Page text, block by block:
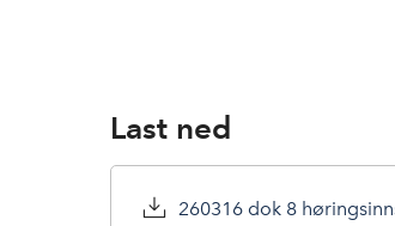
Last ned
260316 dok 8